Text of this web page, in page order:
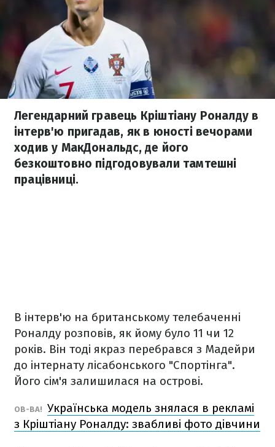
Легендарний гравець Кріштіану Роналду в
інтерв'ю пригадав, як в юності вечорами
ходив у МакДональдс, де його
безкоштовно підгодовували тамтешні
працівниці.
В інтерв'ю на британському телебаченні
Роналду розповів, як йому було 11 чи 12
років. Він тоді якраз перебрався з Мадейри
до інтернату лісабонського "Спортінга".
Його сім'я залишилася на острові.
ОВ-ВА! Українська модель знялася в рекламі
з Кріштіану Роналду: звабливі фото дівчини